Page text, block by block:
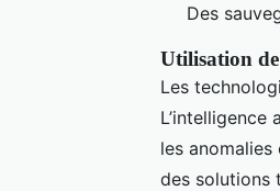
Des
Utilisation de
Les
les
des solutions